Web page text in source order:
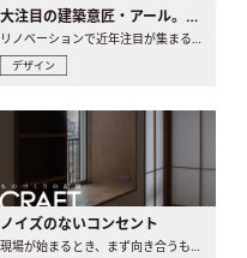
大注目の建築意匠・アール。人気の理由と空間に取り入れるポイント
リノベーションで近年注目が集まる建築意匠の一つであるアール..
デザイン
ノイズのないコンセント
現場が始まるとき、まず向き合うものの一つがコンセントです..